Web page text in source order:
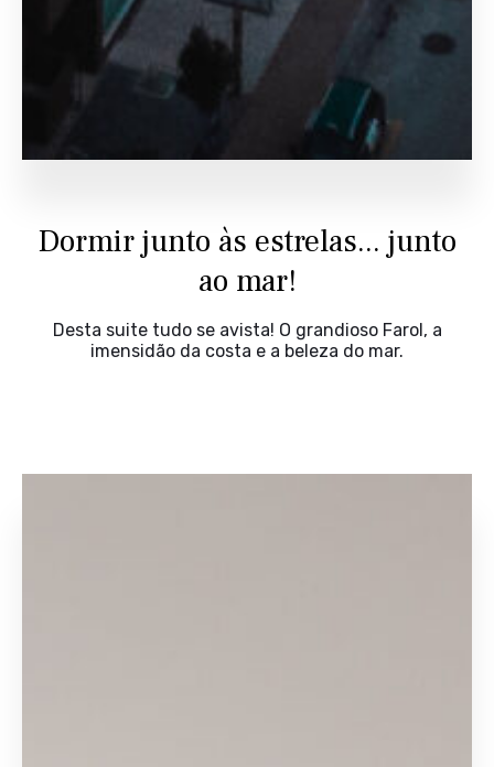
Dormir junto às estrelas... junto
ao mar!
Desta suite tudo se avista! O grandioso Farol, a
imensidão da costa e a beleza do mar.